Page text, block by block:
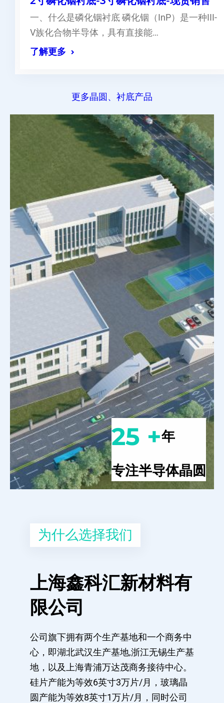
一、什么是磷化铟衬底 磷化铟（InP）是一种III-
V族化合物半导体，具有直接能…
了解更多
更多晶圆、衬底产品
25 +年
专注半导体晶圆
为什么选择我们
上海鑫科汇新材料有
限公司
公司旗下拥有两个生产基地和一个商务中
心，即湖北武汉生产基地,浙江无锡生产基
地，以及上海青浦万达茂商务接待中心。
硅片产能为等效6英寸3万片/月，玻璃晶
圆产能为等效8英寸1万片/月，同时公司